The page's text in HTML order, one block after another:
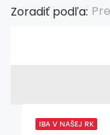
Zoradiť podľa:
IBA V NAŠEJ RK